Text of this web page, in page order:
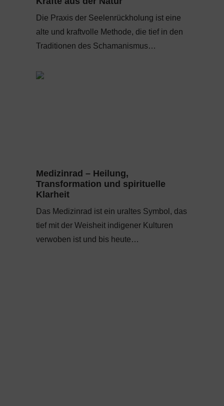
Die Praxis der Seelenrückholung ist eine
alte und kraftvolle Methode, die tief in den
Traditionen des Schamanismus…
Medizinrad – Heilung,
Transformation und spirituelle
Klarheit
Das Medizinrad ist ein uraltes Symbol, das
tief mit der Weisheit indigener Kulturen
verwoben ist und bis heute…